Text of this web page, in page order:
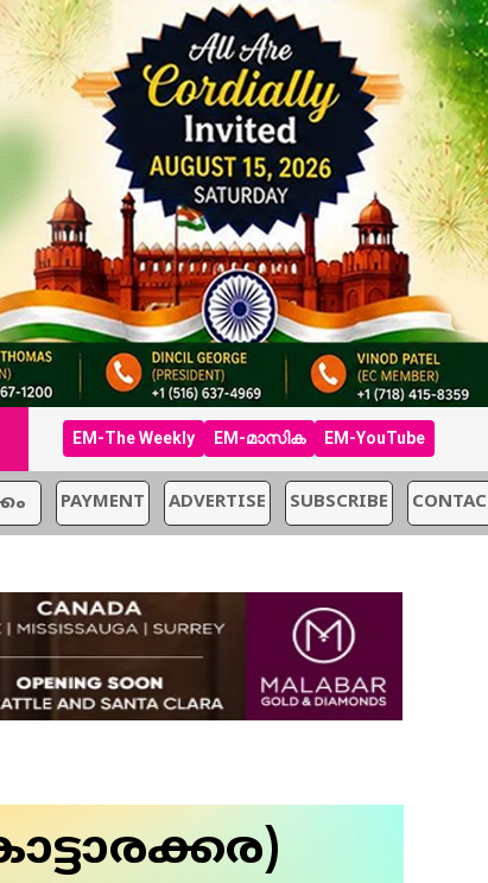
EM-The Weekly EM-മാസിക EM-YouTube
PAYMENT ADVERTISE SUBSCRIBE